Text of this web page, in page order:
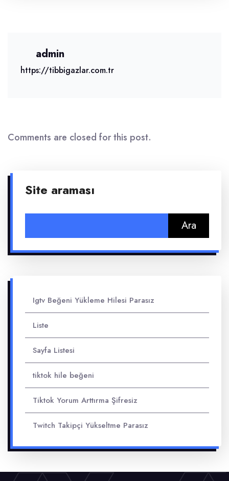
admin
https://tibbigazlar.com.tr
Comments are closed for this post.
Site araması
Igtv Beğeni Yükleme Hilesi Parasız
Liste
Sayfa Listesi
tiktok hile beğeni
Tiktok Yorum Arttırma Şifresiz
Twitch Takipçi Yükseltme Parasız